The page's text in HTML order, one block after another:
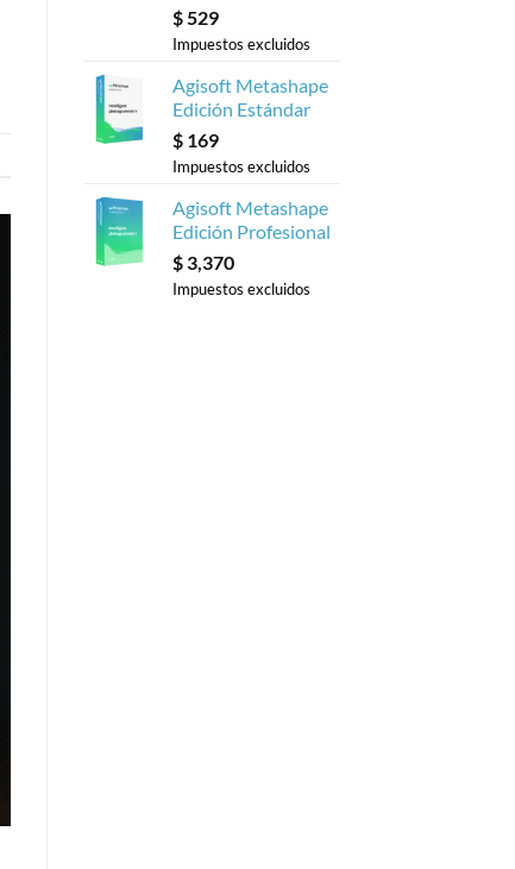
$529
Impuestos excluidos
Agisoft Metashape
Edición Estándar
$169
Impuestos excluidos
Agisoft Metashape
Edición Profesional
$3,370
Impuestos excluidos